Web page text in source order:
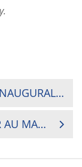
APPEL À CANDIDATURES : PRIX INAUGURAL DES MÉDIAS ET DE LA PHOTOGRAPHIE DE RUGBY AFRIQUE
LE RUGBY FÉMININ À L’HONNEUR AU MARATHON FÉMININ DE CÔTE D’IVOIRE